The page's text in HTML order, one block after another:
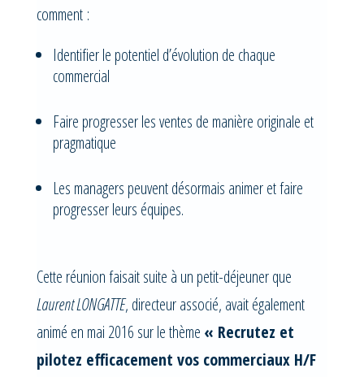
comment :
Identifier le potentiel d’évolution de chaque
commercial
Faire progresser les ventes de manière originale et
pragmatique
Les managers peuvent désormais animer et faire
progresser leurs équipes.
Cette réunion faisait suite à un petit-déjeuner que
Laurent LONGATTE, directeur associé, avait également
animé en mai 2016 sur le thème « Recrutez et
pilotez efficacement vos commerciaux H/F